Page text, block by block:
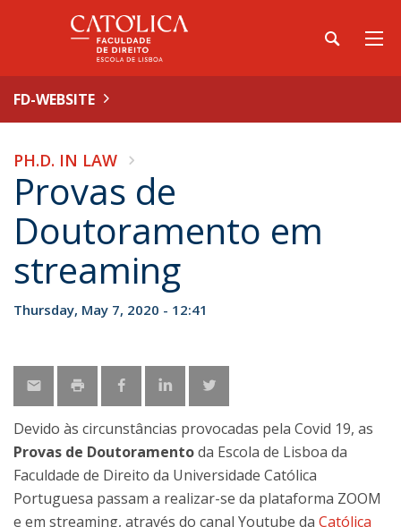
FD-WEBSITE
PH.D. IN LAW
Provas de
Doutoramento em
streaming
Thursday, May 7, 2020 - 12:41
Devido às circunstâncias provocadas pela Covid 19, as
Provas de Doutoramentoda Escola de Lisboa da
Faculdade de Direito da Universidade Católica
Portuguesa passam a realizar-se da plataforma ZOOM
e em streaming, através do canal Youtube da Católica